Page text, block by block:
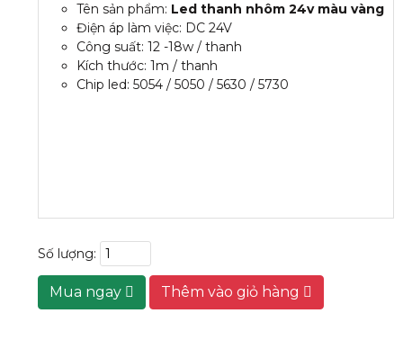
Tên sản phẩm: Led thanh nhôm 24v màu vàng
Điện áp làm việc: DC 24V
Công suất: 12 -18w / thanh
Kích thước: 1m / thanh
Chip led: 5054 / 5050 / 5630 / 5730
Số lượng:
Mua ngay Thêm vào giỏ hàng